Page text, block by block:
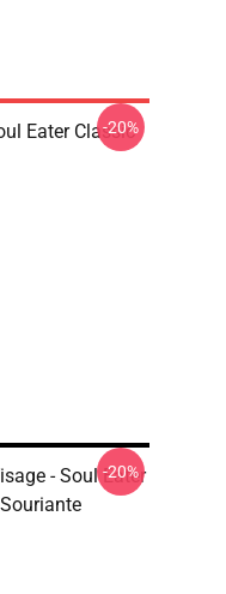
Eater Classic
-20%
- Soul Eater
-20%